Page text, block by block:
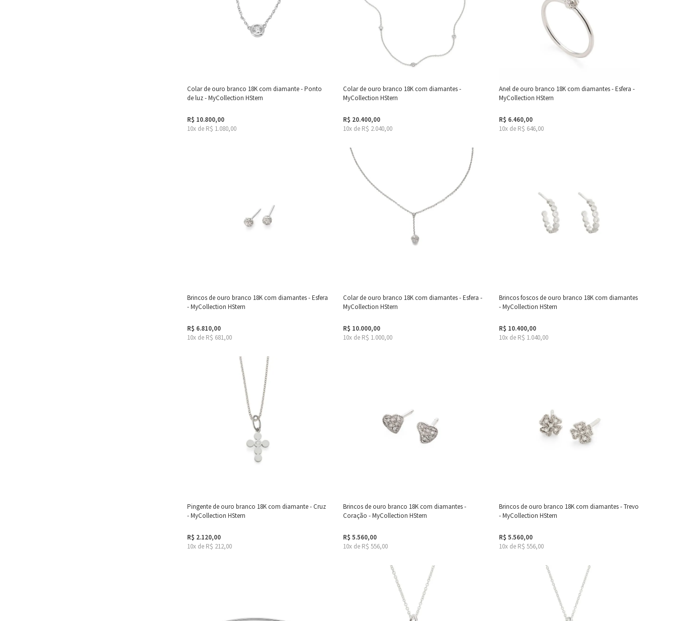
Colar de ouro branco 18K com diamante - Ponto
de luz - MyCollection HStern
R$ 10.800,00
10x de R$ 1.080,00
Colar de ouro branco 18K com diamantes -
MyCollection HStern
R$ 20.400,00
10x de R$ 2.040,00
Anel de ouro branco 18K com diamantes - Esfera -
MyCollection HStern
R$ 6.460,00
10x de R$ 646,00
Brincos de ouro branco 18K com diamantes - Esfera
- MyCollection HStern
R$ 6.810,00
10x de R$ 681,00
Colar de ouro branco 18K com diamantes - Esfera -
MyCollection HStern
R$ 10.000,00
10x de R$ 1.000,00
Brincos foscos de ouro branco 18K com diamantes
- MyCollection HStern
R$ 10.400,00
10x de R$ 1.040,00
Pingente de ouro branco 18K com diamante - Cruz
- MyCollection HStern
R$ 2.120,00
10x de R$ 212,00
Brincos de ouro branco 18K com diamantes -
Coração - MyCollection HStern
R$ 5.560,00
10x de R$ 556,00
Brincos de ouro branco 18K com diamantes - Trevo
- MyCollection HStern
R$ 5.560,00
10x de R$ 556,00